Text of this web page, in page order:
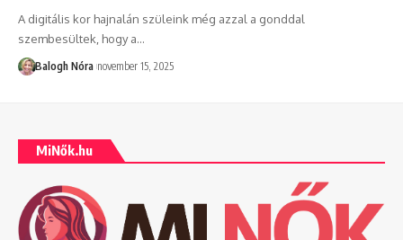
A digitális kor hajnalán szüleink még azzal a gonddal
szembesültek, hogy a…
Balogh Nóra november 15, 2025
MiNők.hu